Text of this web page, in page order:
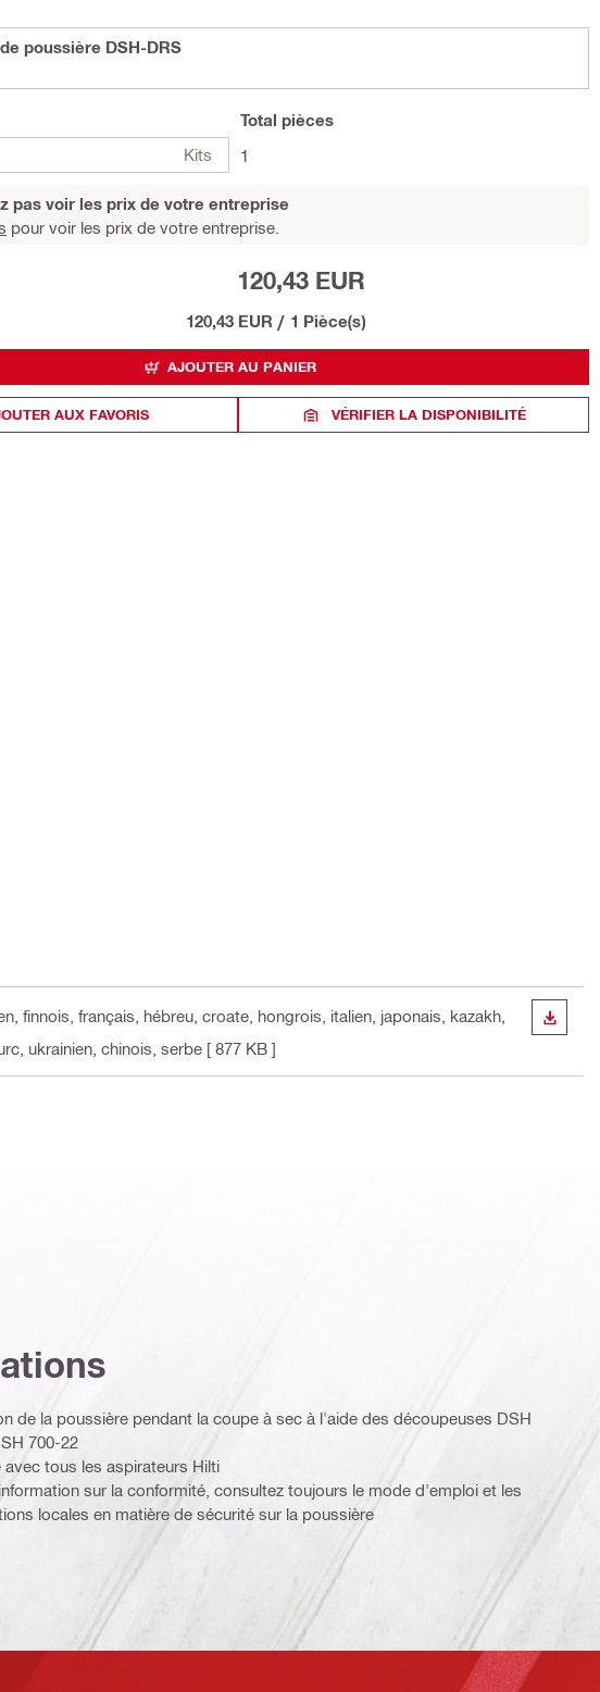
poussière DSH-DRS
Kits
Total pièces
1
pas voir les prix de votre entreprise
pour voir les prix de votre entreprise.
120,43 EUR
120,43 EUR / 1 Pièce(s)
AJOUTER AU PANIER
AUX FAVORIS VÉRIFIER LA DISPONIBILITÉ
finnois, français, hébreu, croate, hongrois, italien, japonais, kazakh,
ukrainien, chinois, serbe [ 877 KB ]
de la poussière pendant la coupe à sec à l'aide des découpeuses DSH
700-22
tous les aspirateurs Hilti
sur la conformité, consultez toujours le mode d'emploi et les
locales en matière de sécurité sur la poussière